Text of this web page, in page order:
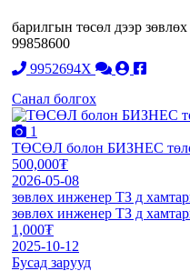
барилгын төсөл дээр
99858600
9952694X
Санал болгох
1
ТӨСӨЛ болон БИЗНЕС
500,000₮
2026-05-08
зөвлөх инженер ТЗ д
зөвлөх инженер ТЗ д
1,000₮
2025-10-12
Бусад зарууд